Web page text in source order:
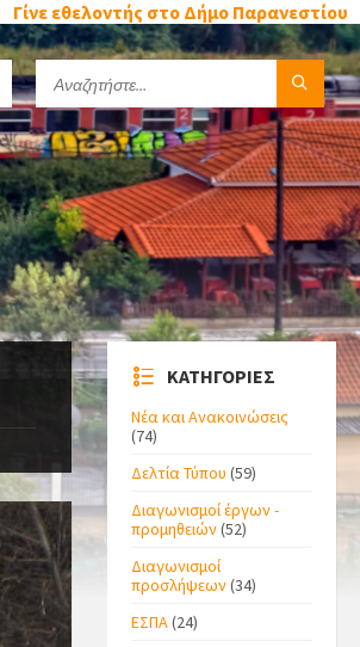
Γίνε εθελοντής στο Δήμο Παρανεστίου
ΚΑΤΗΓΟΡΙΕΣ
Νέα και Ανακοινώσεις
(74)
Δελτία Τύπου (59)
Διαγωνισμοί έργων -
προμηθειών(52)
Διαγωνισμοί
προσλήψεων(34)
ΕΣΠΑ(24)